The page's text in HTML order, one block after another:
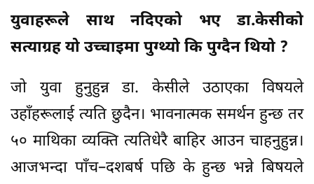
युवाहरूले साथ नदिएको भए डा.केसीको
सत्याग्रह यो उच्चाइमा पुग्थ्यो कि पुग्दैन थियो ?
जो युवा हुनुहुन्न डा. केसीले उठाएका विषयले
उहाँहरूलाई त्यति छुदैन। भावनात्मक समर्थन हुन्छ तर
५० माथिका व्यक्ति त्यतिधेरै बाहिर आउन चाहनुहुन्न।
आजभन्दा पाँच–दशबर्ष पछि के हुन्छ भन्ने बिषयले